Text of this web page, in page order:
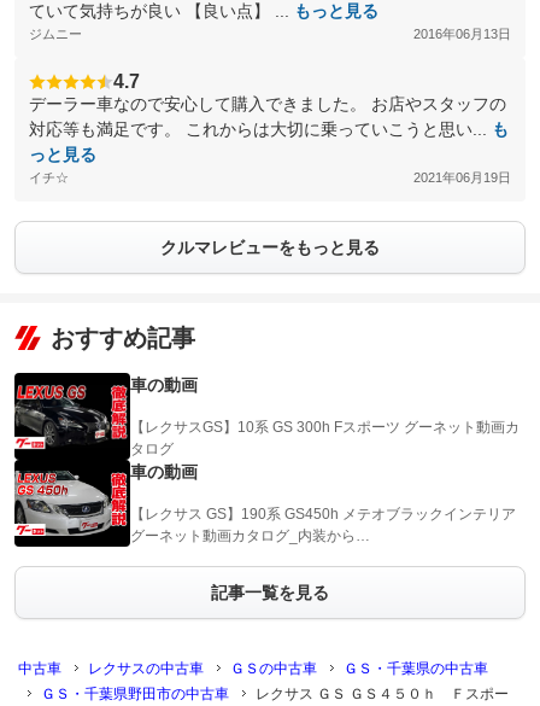
ていて気持ちが良い 【良い点】 ...
もっと見る
ジムニー 2016年06月13日
4.7
デーラー車なので安心して購入できました。 お店やスタッフの
対応等も満足です。 これからは大切に乗っていこうと思い...
も
っと見る
イチ☆ 2021年06月19日
クルマレビューをもっと見る
おすすめ記事
車の動画
【レクサスGS】10系 GS 300h Fスポーツ グーネット動画カ
タログ
車の動画
【レクサス GS】190系 GS450h メテオブラックインテリア
グーネット動画カタログ_内装から…
記事一覧を見る
中古車 レクサスの中古車 ＧＳの中古車
ＧＳ・千葉県の中古車
ＧＳ・千葉県野田市の中古車
レクサス ＧＳ ＧＳ４５０ｈ Ｆスポー